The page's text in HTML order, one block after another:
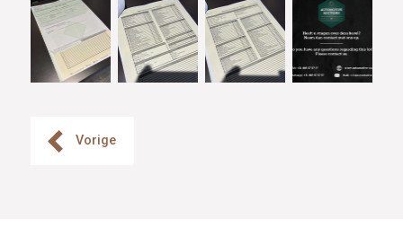
Vorige